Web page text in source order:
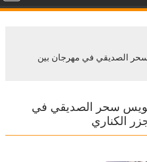
الصديقي في مهرجان بين
سحر الصديقي في
الكناري